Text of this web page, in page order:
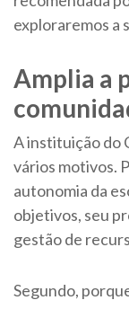
exploraremos a
Amplia a
A instituição do
vários motivos.
autonomia da
objetivos, seu
gestão de
Segundo,